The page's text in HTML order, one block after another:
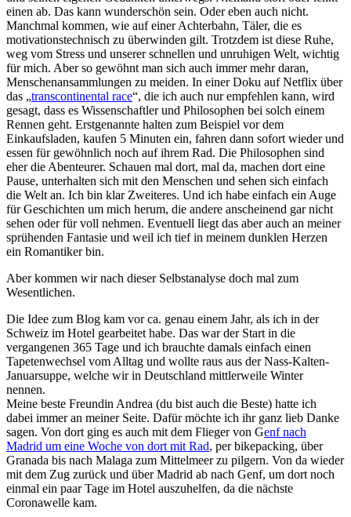
einen ab. Das kann wunderschön sein. Oder eben auch nicht.
Manchmal kommen, wie auf einer Achterbahn, Täler, die es
motivationstechnisch zu überwinden gilt. Trotzdem ist diese Ruhe,
weg vom Stress und unserer schnellen und unruhigen Welt, wichtig
für mich. Aber so gewöhnt man sich auch immer mehr daran,
Menschenansammlungen zu meiden. In einer Doku auf Netflix über
das „transcontinental race“, die ich auch nur empfehlen kann, wird
gesagt, dass es Wissenschaftler und Philosophen bei solch einem
Rennen geht. Erstgenannte halten zum Beispiel vor dem
Einkaufsladen, kaufen 5 Minuten ein, fahren dann sofort wieder und
essen für gewöhnlich noch auf ihrem Rad. Die Philosophen sind
eher die Abenteurer. Schauen mal dort, mal da, machen dort eine
Pause, unterhalten sich mit den Menschen und sehen sich einfach
die Welt an. Ich bin klar Zweiteres. Und ich habe einfach ein Auge
für Geschichten um mich herum, die andere anscheinend gar nicht
sehen oder für voll nehmen. Eventuell liegt das aber auch an meiner
sprühenden Fantasie und weil ich tief in meinem dunklen Herzen
ein Romantiker bin.
Aber kommen wir nach dieser Selbstanalyse doch mal zum
Wesentlichen.
Die Idee zum Blog kam vor ca. genau einem Jahr, als ich in der
Schweiz im Hotel gearbeitet habe. Das war der Start in die
vergangenen 365 Tage und ich brauchte damals einfach einen
Tapetenwechsel vom Alltag und wollte raus aus der Nass-Kalten-
Januarsuppe, welche wir in Deutschland mittlerweile Winter
nennen.
Meine beste Freundin Andrea (du bist auch die Beste) hatte ich
dabei immer an meiner Seite. Dafür möchte ich ihr ganz lieb Danke
sagen. Von dort ging es auch mit dem Flieger von Genf nach
Madrid um eine Woche von dort mit Rad, per bikepacking, über
Granada bis nach Malaga zum Mittelmeer zu pilgern. Von da wieder
mit dem Zug zurück und über Madrid ab nach Genf, um dort noch
einmal ein paar Tage im Hotel auszuhelfen, da die nächste
Coronawelle kam.